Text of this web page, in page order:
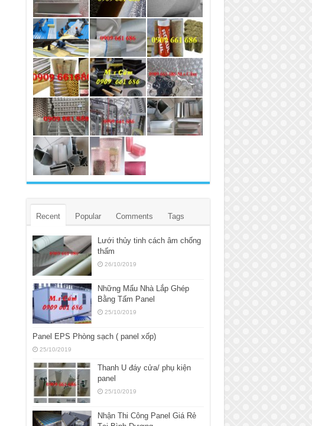
Recent Popular Comments Tags
Lưới thủy tinh cách âm chống
thấm
26/10/2019
Những Mẩu Nhà Lắp Ghép
Bằng Tấm Panel
25/10/2019
Panel EPS Phòng sạch ( panel xốp)
25/10/2019
Thanh U đáy cửa/ phụ kiện
panel
25/10/2019
Nhận Thi Công Panel Giá Rẻ